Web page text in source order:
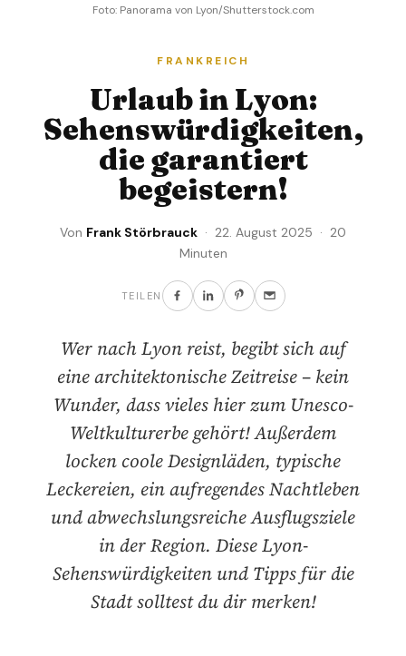
Foto: Panorama von Lyon/Shutterstock.com
FRANKREICH
Urlaub in Lyon:
Sehenswürdigkeiten,
die garantiert
begeistern!
Von Frank Störbrauck · 22. August 2025 · 20
Minuten
TEILEN
Wer nach Lyon reist, begibt sich auf
eine architektonische Zeitreise – kein
Wunder, dass vieles hier zum Unesco-
Weltkulturerbe gehört! Außerdem
locken coole Designläden, typische
Leckereien, ein aufregendes Nachtleben
und abwechslungsreiche Ausflugsziele
in der Region. Diese Lyon-
Sehenswürdigkeiten und Tipps für die
Stadt solltest du dir merken!